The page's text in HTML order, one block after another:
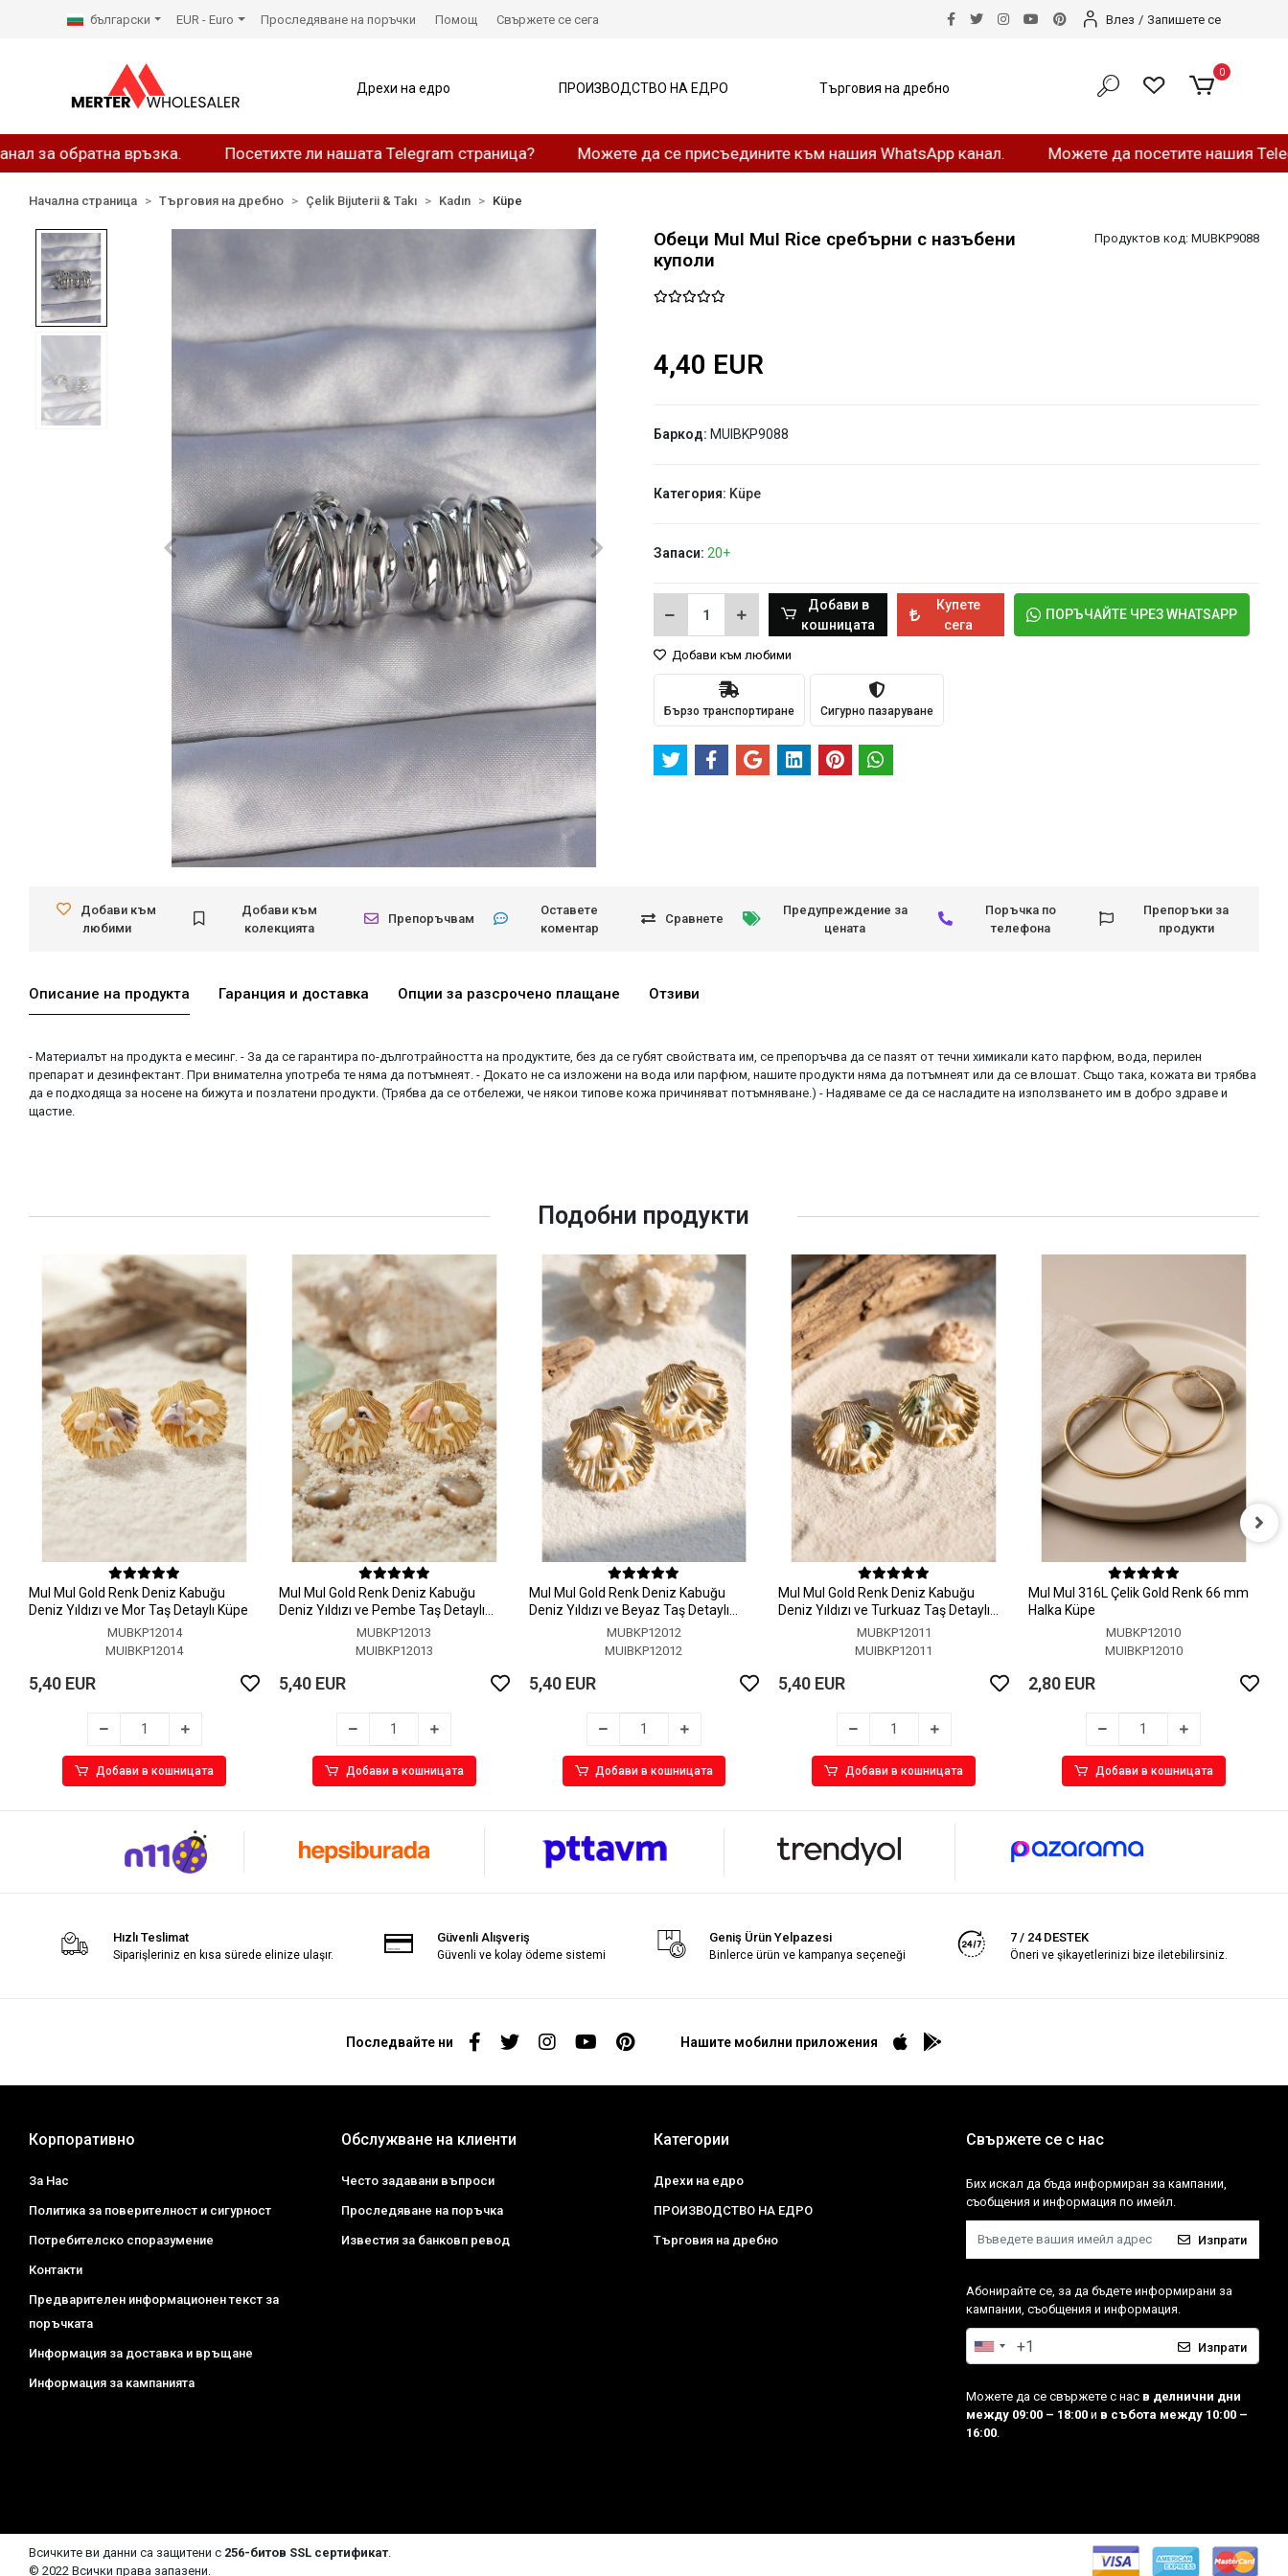
връзка. Посетихте ли нашата Telegram страница? Можете да се присъедините към нашия WhatsApp канал. Можете да посетите нашия Telegram
български EUR - Euro Проследяване на поръчки Помощ Свържете се сега Влез / Запишете се
Дрехи на едро ПРОИЗВОДСТВО НА ЕДРО Търговия на дребно
0
Начална страница Търговия на дребно Çelik Bijuterii & Takı Kadın Küpe
Обеци MuI MuI Rice сребърни с назъбени
куполи
Продуктов код: MUBKP9088
4,40 EUR
Баркод: MUIBKP9088
Категория: Küpe
Запаси: 20+
Добави в
кошницата
Купете
сега
ПОРЪЧАЙТЕ ЧРЕЗ WHATSAPP
Добави към любими
Бързо транспортиране Сигурно пазаруване
Добави към
любими
Добави към
колекцията
Препоръчвам
Оставете
коментар
Сравнете
Предупреждение за
цената
Поръчка по
телефона
Препоръки за
продукти
Описание на продукта Гаранция и доставка Опции за разсрочено плащане Отзиви
- Материалът на продукта е месинг. - За да се гарантира по-дълготрайността на продуктите, без да се губят свойствата им, се препоръчва да се пазят от течни химикали като парфюм, вода, перилен
препарат и дезинфектант. При внимателна употреба те няма да потъмнеят. - Докато не са изложени на вода или парфюм, нашите продукти няма да потъмнеят или да се влошат. Също така, кожата ви трябва
да е подходяща за носене на бижута и позлатени продукти. (Трябва да се отбележи, че някои типове кожа причиняват потъмняване.) - Надяваме се да се насладите на използването им в добро здраве и
щастие.
Подобни продукти
MuI MuI Gold Renk Deniz Kabuğu
Deniz Yıldızı ve Mor Taş Detaylı Küpe
MUBKP12014
MUIBKP12014
5,40 EUR
Добави в кошницата
MuI MuI Gold Renk Deniz Kabuğu
Deniz Yıldızı ve Pembe Taş Detaylı
MUBKP12013
MUIBKP12013
5,40 EUR
Добави в кошницата
MuI MuI Gold Renk Deniz Kabuğu
Deniz Yıldızı ve Beyaz Taş Detaylı
MUBKP12012
MUIBKP12012
5,40 EUR
Добави в кошницата
MuI MuI Gold Renk Deniz Kabuğu
Deniz Yıldızı ve Turkuaz Taş Detaylı
MUBKP12011
MUIBKP12011
5,40 EUR
Добави в кошницата
MuI MuI 316L Çelik Gold Renk 66 mm
Halka Küpe
MUBKP12010
MUIBKP12010
2,80 EUR
Добави в кошницата
Hızlı Teslimat
Siparişleriniz en kısa sürede elinize ulaşır.
Güvenli Alışveriş
Güvenli ve kolay ödeme sistemi
Geniş Ürün Yelpazesi
Binlerce ürün ve kampanya seçeneği
7 / 24 DESTEK
Öneri ve şikayetlerinizi bize iletebilirsiniz.
Последвайте ни Нашите мобилни приложения
Корпоративно
За Нас
Политика за поверителност и сигурност
Потребителско споразумение
Контакти
Предварителен информационен текст за
поръчката
Информация за доставка и връщане
Информация за кампанията
Обслужване на клиенти
Често задавани въпроси
Проследяване на поръчка
Известия за банковп ревод
Категории
Дрехи на едро
ПРОИЗВОДСТВО НА ЕДРО
Търговия на дребно
Свържете се с нас
Бих искал да бъда информиран за кампании,
съобщения и информация по имейл.
Изпрати
Абонирайте се, за да бъдете информирани за
кампании, съобщения и информация.
Изпрати
Можете да се свържете с нас в делнични дни
между 09:00 – 18:00и в събота между 10:00 –
16:00.
Всичките ви данни са защитени с 256-битов SSL сертификат.
© 2022 Всички права запазени.